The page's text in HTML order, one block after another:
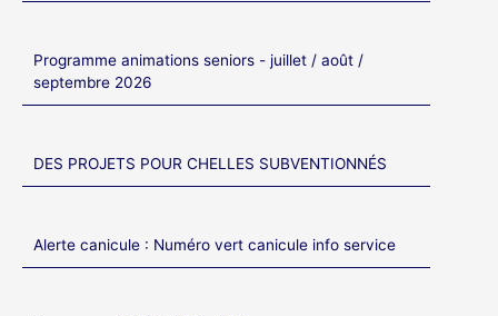
Programme animations seniors - juillet / août /
septembre 2026
DES PROJETS POUR CHELLES SUBVENTIONNÉS
Alerte canicule : Numéro vert canicule info service